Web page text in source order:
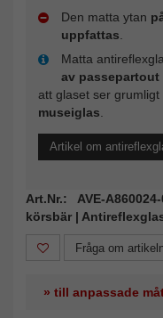
Den matta ytan
uppfattas
Matta
av
att glaset ser
museiglas
Artikel om
Art.Nr.: AVE-
körsbär |
Fråga om
» till anpassade